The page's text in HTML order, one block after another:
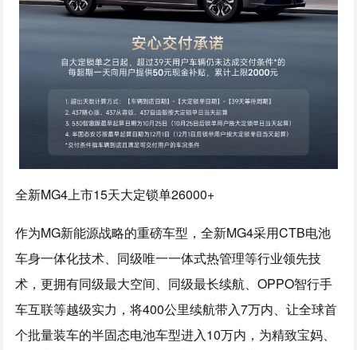
全新MG4上市15天大定锁单26000+
作为MG新能源战略的重磅车型，全新MG4采用CTB电池
车身一体化技术、同级唯一一体式热管理等行业领先技
术，更拥有同级最大空间、同级最长续航、OPPO智行手
车互联等越级实力，将400公里续航带入7万内、让全球首
个批量装车的半固态电池车型进入10万内，为精致宝妈、